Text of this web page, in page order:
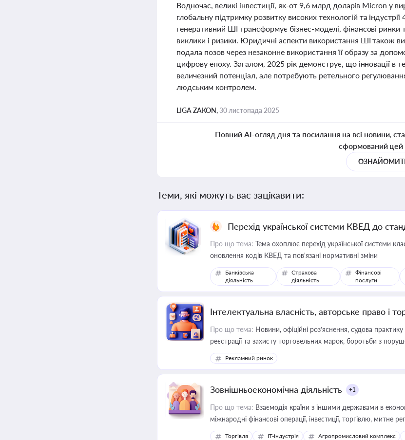
Водночас, великі інвестиції, як-от 9,6 млрд доларів Micron у
глобальну підтримку розвитку високих технологій та
генеративний ШІ трансформує бізнес-моделі, фінансові
виклики і ризики. Юридичні аспекти використання ШІ також
подала позов через незаконне використання її образу за
цифрову епоху. Загалом, 2025 рік демонструє, що інновації в
величезний потенціал, але потребують ретельного
людським контролем.
LIGA ZAKON,30 листопада 2025
Повний AI-огляд дня та посилання на всі новини,
сформований цей
Теми, які можуть вас зацікавити:
Перехід української системи КВЕД до
Про що тема: Тема охоплює перехід української системи
оновлення кодів КВЕД та пов'язані нормативні зміни
Банківська
діяльність
Страхова
діяльність
Фінансові
послуги
Інтелектуальна власність, авторське право і
Про що тема: Новини, офіційні роз’яснення, судова
реєстрації та захисту торговельних марок, боротьби з
законодавстві у цій сфері
Рекламний ринок
Зовнішньоекономічна діяльність +1
Про що тема: Взаємодія країни з іншими державами в
міжнародні фінансові операції, інвестиції, торгівлю, митне
Торгівля IT-індустрія Агропромисловий комплекс